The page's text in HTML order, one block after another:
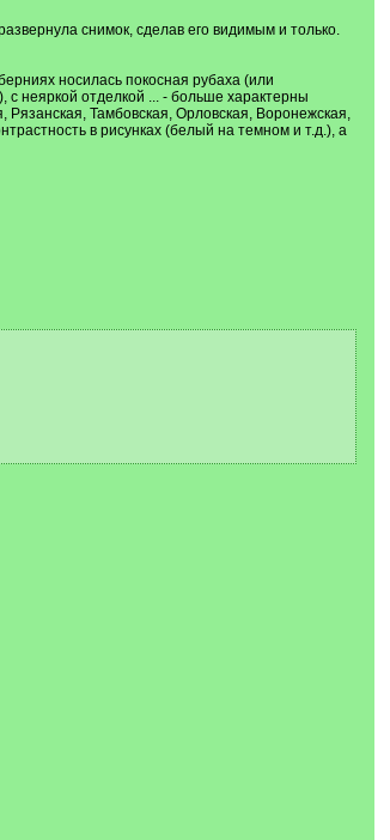
снимок, сделав его видимым и только.
носилась покосная рубаха (или
с неяркой отделкой ... - больше характерны
Рязанская, Тамбовская, Орловская, Воронежская,
в рисунках (белый на темном и т.д.), а